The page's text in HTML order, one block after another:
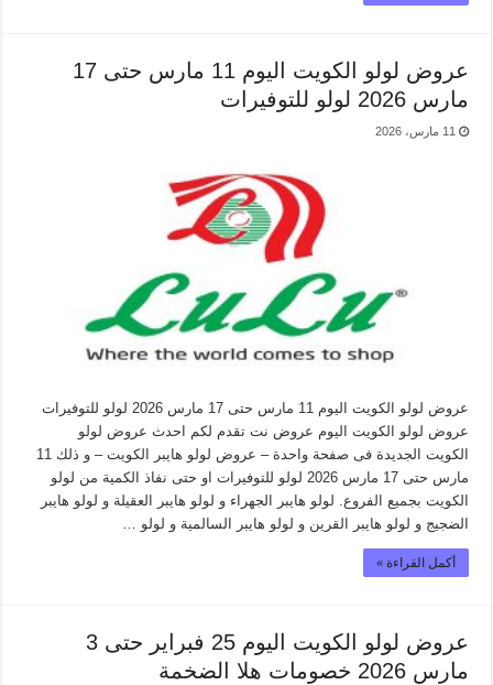
عروض لولو الكويت اليوم 11 مارس حتى 17
مارس 2026 لولو للتوفيرات
11 مارس، 2026
عروض لولو الكويت اليوم 11 مارس حتى 17 مارس 2026 لولو للتوفيرات
عروض لولو الكويت اليوم عروض نت تقدم لكم احدث عروض لولو
الكويت الجديدة فى صفحة واحدة – عروض لولو هايبر الكويت – و ذلك 11
مارس حتى 17 مارس 2026 لولو للتوفيرات او حتى نفاذ الكمية من لولو
الكويت بجميع الفروع. لولو هايبر الجهراء و لولو هايبر العقيلة و لولو هايبر
الضجيج و لولو هايبر القرين و لولو هايبر السالمية و لولو …
أكمل القراءة »
عروض لولو الكويت اليوم 25 فبراير حتى 3
مارس 2026 خصومات هلا الضخمة